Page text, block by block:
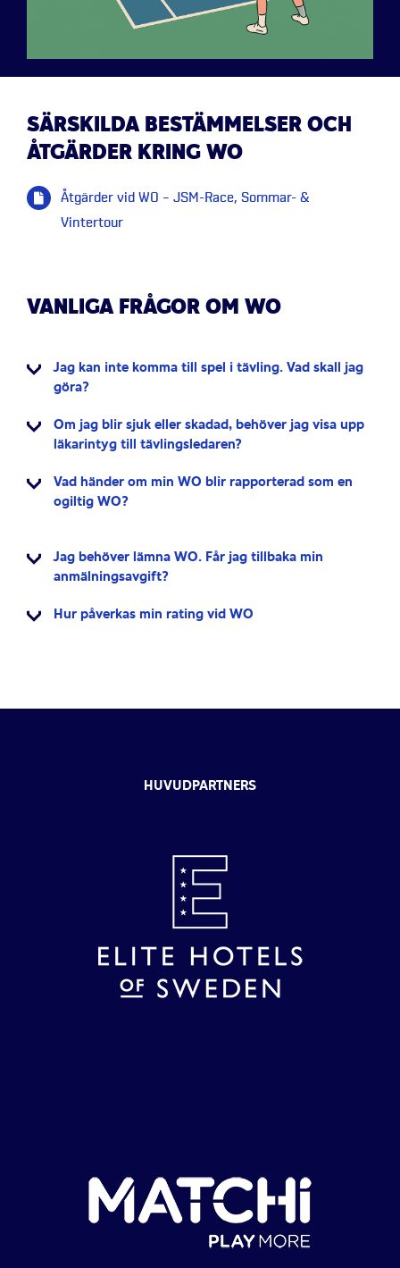
SÄRSKILDA BESTÄMMELSER OCH
ÅTGÄRDER KRING WO
Åtgärder vid WO – JSM-Race, Sommar- &
Vintertour
VANLIGA FRÅGOR OM WO
Jag kan inte komma till spel i tävling. Vad skall jag
göra?
Om jag blir sjuk eller skadad, behöver jag visa upp
läkarintyg till tävlingsledaren?
Vad händer om min WO blir rapporterad som en
ogiltig WO?
Jag behöver lämna WO. Får jag tillbaka min
anmälningsavgift?
Hur påverkas min rating vid WO
HUVUDPARTNERS